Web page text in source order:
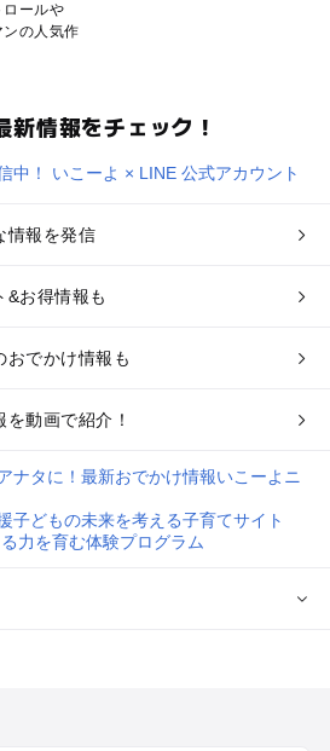
ロールや
ンの人気作
情報をチェック！
情報を発信
&お得情報も
おでかけ情報も
動画で紹介！